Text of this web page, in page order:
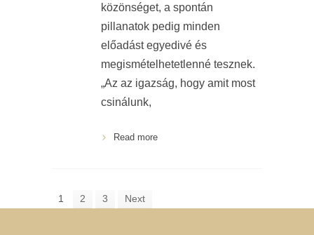
közönséget, a spontán
pillanatok pedig minden
előadást egyedivé és
megismételhetetlenné tesznek.
„Az az igazság, hogy amit most
csinálunk,
Read more
1 2 3 Next